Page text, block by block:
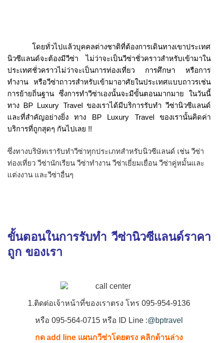
โดยทั่วไปแล้วบุคคลต่างชาติที่ต้องการเดินทางเขาประเทศ
นิวซีแลนด์จะต้องมีวีซ่า ไม่ว่าจะเป็นวีซ่าชั่วคราวสำหรับเข้ามาใน
ประเทศชั่วคราวไม่ว่าจะเป็นการท่องเที่ยว การศึกษา หรือการ
ทำงาน หรือวีซ่าถาวรสำหรับเข้ามาอาศัยในประเทศแบบถาวรเช่น
การย้ายถิ่นฐาน ซึ่งการทำวีซ่าเองนั้นจะมีขั้นตอนมากมาย ในวันนี้
ทาง BP Luxury Travel ของเราได้มีบริการรับทำ วีซ่านิวซีแลนด์
และที่สำคัญอย่างยิ่ง ทาง BP Luxury Travel ของเรานั้นคิดค่า
บริการที่ถูกสุดๆ กันไปเลย !!
ซึ่งทางบริษัทเรารับทำวีซ่าทุกประเภทสำหรับนิวซีแลนด์ เช่น วีซ่า
ท่องเที่ยว วีซ่านักเรียน วีซ่าทำงาน วีซ่าเยี่ยมเยื่อน วีซ่าคู่หมั้นและ
แต่งงาน และวีซ่าอื่นๆ
ขั้นตอนในการรับทำ วีซ่านิวซีแลนด์ราคา
ถูก ของเรา
1.ติดต่อเจ้าหน้าที่ของเราตรง โทร 095-954-9136
หรือ 095-564-0715 หรือ ID Line :@bptravel
กด add line แผนกวีซ่าโดยตรง คลิกด้านล่าง